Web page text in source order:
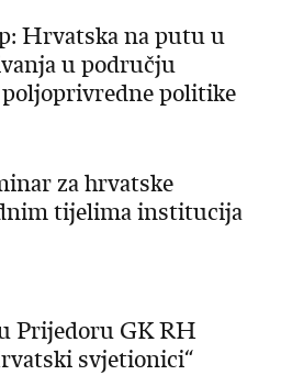
Hrvatska na putu u
u području
politike
za hrvatske
tijelima institucija
Prijedoru GK RH
svjetionici“